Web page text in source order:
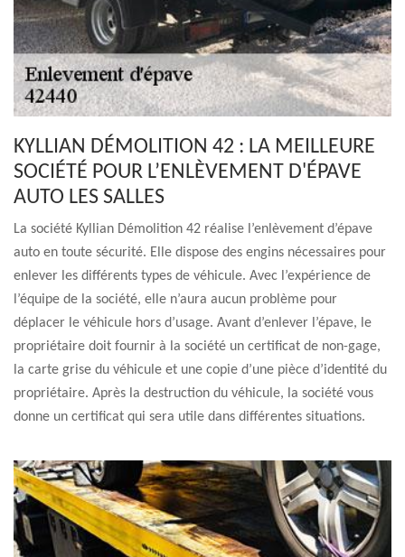
KYLLIAN DÉMOLITION 42 : LA MEILLEURE
SOCIÉTÉ POUR L’ENLÈVEMENT D'ÉPAVE
AUTO LES SALLES
La société Kyllian Démolition 42 réalise l’enlèvement d’épave
auto en toute sécurité. Elle dispose des engins nécessaires pour
enlever les différents types de véhicule. Avec l’expérience de
l’équipe de la société, elle n’aura aucun problème pour
déplacer le véhicule hors d’usage. Avant d’enlever l’épave, le
propriétaire doit fournir à la société un certificat de non-gage,
la carte grise du véhicule et une copie d’une pièce d’identité du
propriétaire. Après la destruction du véhicule, la société vous
donne un certificat qui sera utile dans différentes situations.